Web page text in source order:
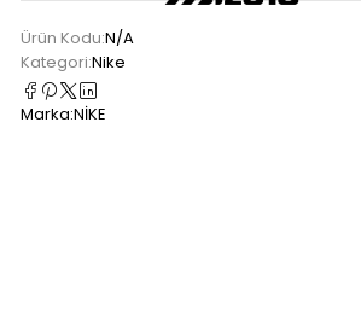
Ürün Kodu:N/A
Kategori:Nike
Marka:NİKE